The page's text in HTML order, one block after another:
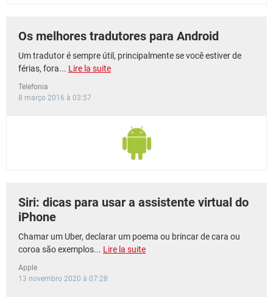
Os melhores tradutores para Android
Um tradutor é sempre útil, principalmente se você estiver de
férias, fora... Lire la suite
Telefonia
8 março 2016 à 03:57
Siri: dicas para usar a assistente virtual do
iPhone
Chamar um Uber, declarar um poema ou brincar de cara ou
coroa são exemplos... Lire la suite
Apple
13 novembro 2020 à 07:28